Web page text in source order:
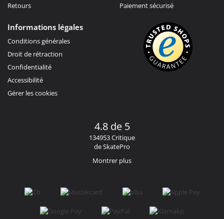
Retours
Paiement sécurisé
Informations légales
Conditions générales
Droit de rétraction
Confidentialité
Accessibilité
Gérer les cookies
4.8 de 5
134953 Critique
de SkatePro
Montrer plus